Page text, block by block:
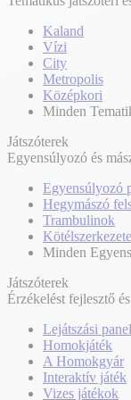
Kaland
Vízi
City
Metropolis
Középkori
Minden
Játszóterek
Egyensúlyozó és
Egyensúlyozó
Hegymászó
Trambulinok
Minden
Játszóterek
Érzékelést fejlesztő
Lejátszási
Homokjáték
A Homokgyár
Interaktív játék
Vizes játékok